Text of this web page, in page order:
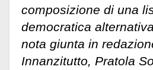
composizione di una
democratica
nota giunta in
Innanzitutto, Pratola